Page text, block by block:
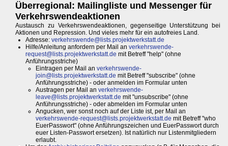
Überregional: Mailingliste und Messenger für
Verkehrswendeaktionen
Austausch zu Verkehrswendeaktionen, gegenseitige Unterstützung bei
Aktionen und Repression. Und vieles mehr für ein autofreies Land.
Adresse: verkehrswende@lists.projektwerkstatt.de
Hilfe/Anleitung anfordern per Mail an verkehrswende-
request@lists.projektwerkstatt.de mit Betreff "help" (ohne
Anführungsstriche)
Eintragen per Mail an verkehrswende-
join@lists.projektwerkstatt.de mit Betreff "subscribe" (ohne
Anführungsstriche) - oder anmelden im Formular unten
Austragen per Mail an verkehrswende-
leave@lists.projektwerkstatt.de mit "unsubscribe" (ohne
Anführungsstriche) - oder abmelden im Formular unten
Angucken, wer sonst noch auf der Liste ist, per Mail an
verkehrswende-request@lists.projektwerkstatt.de mit Betreff "who
EuerPasswort" (ohne Anführungszeichen und EuerPasswort durch
euer Listen-Passwort ersetzen). Ist natürlich nur Listenmitgliedern
erlaubt.